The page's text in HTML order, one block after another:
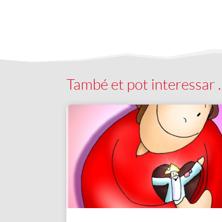
També et pot interessar